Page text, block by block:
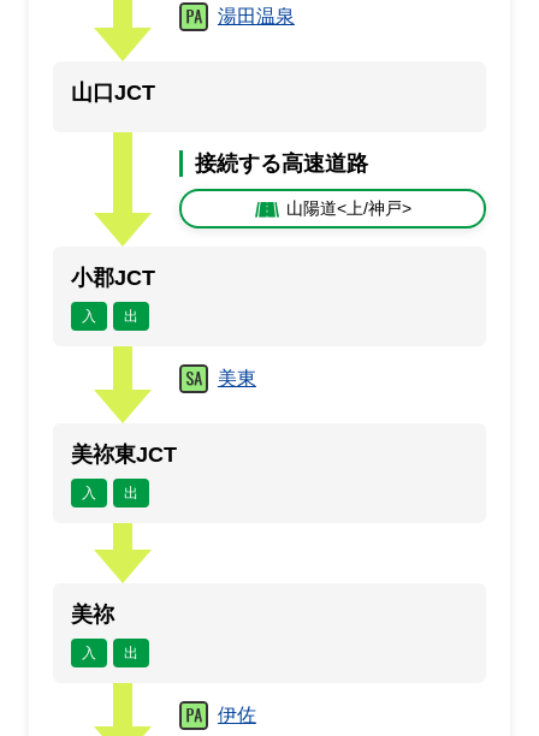
湯田温泉
山口JCT
接続する高速道路
山陽道<上/神戸>
小郡JCT
入 出
美東
美祢東JCT
入 出
美祢
入 出
伊佐